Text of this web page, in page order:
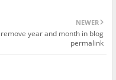
NEWER
remove year and month in blog
permalink